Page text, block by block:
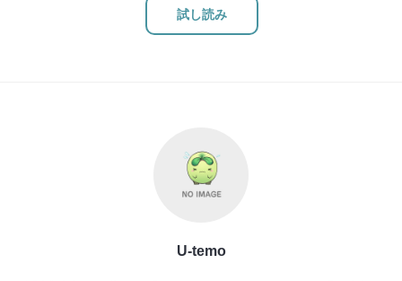
試し読み
U-temo